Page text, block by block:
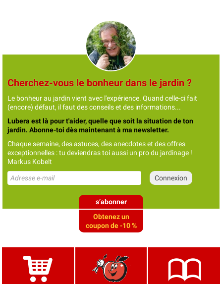
Cherchez-vous le bonheur dans le jardin ?
Le bonheur au jardin vient avec l'expérience. Quand celle-ci fait
(encore) défaut, il faut des conseils et des informations...
Lubera est là pour t'aider, quelle que soit la situation de ton
jardin. Abonne-toi dès maintenant à ma newsletter.
Chaque semaine, des astuces, des anecdotes et des offres
exceptionnelles : tu deviendras toi aussi un pro du jardinage !
Markus Kobelt
s’abonner
Obtenez un
coupon de -10 %